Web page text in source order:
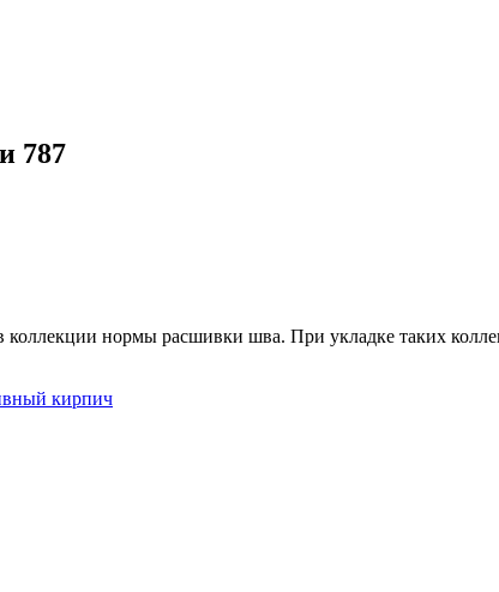
787
коллекции нормы расшивки шва. При укладке таких
кирпич